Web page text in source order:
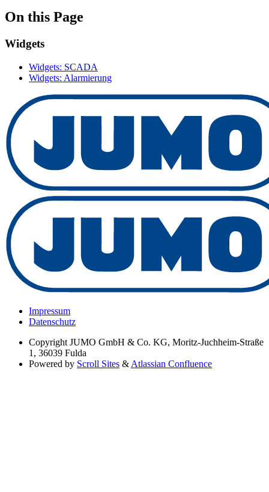
On this Page
Widgets
Widgets: SCADA
Widgets: Alarmierung
Impressum
Datenschutz
Copyright JUMO GmbH & Co. KG, Moritz-Juchheim-Straße
1, 36039 Fulda
Powered by Scroll Sites & Atlassian Confluence